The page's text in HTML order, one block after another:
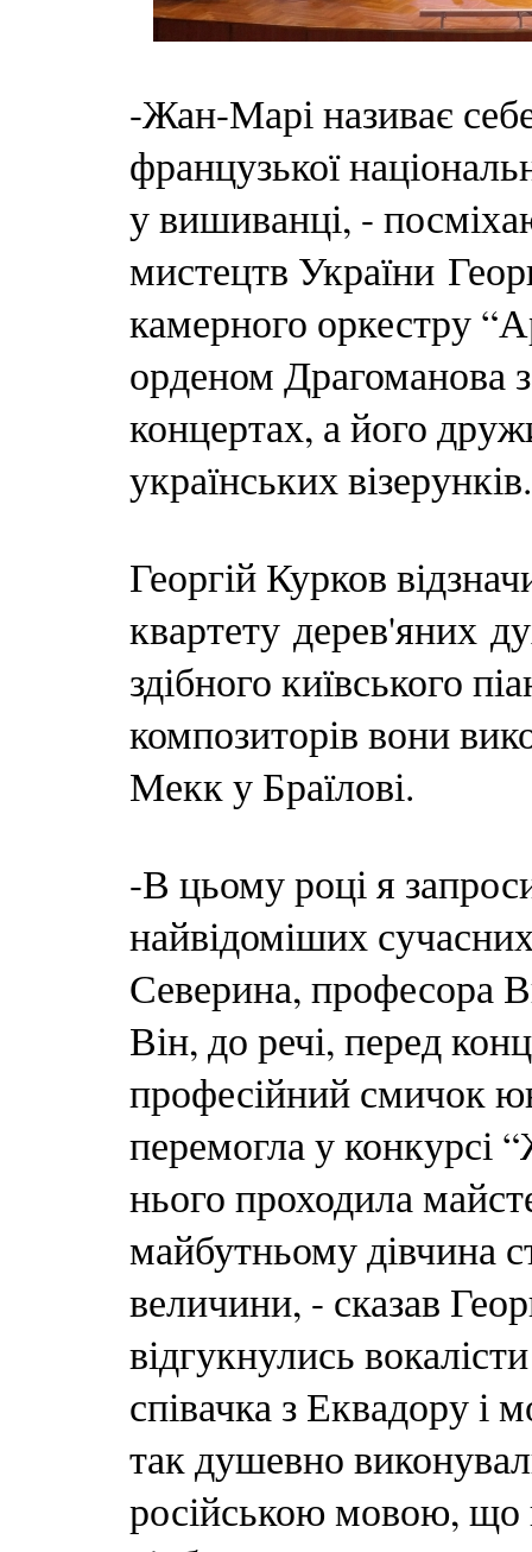
-Жан-Марі називає
французької
у вишиванці, -
мистецтв України
камерного оркестру
орденом Драгоманова
концертах, а його
українських візерунків.
Георгій Курков
квартету дерев'яних
здібного київського
композиторів вони
Мекк у Браїлові.
-В цьому році я
найвідоміших
Северина, професора
Він, до речі, перед
професійний смичок
перемогла у конкурсі
нього проходила
майбутньому дівчина
величини, - сказав
відгукнулись
співачка з Еквадору і
так душевно
російською мовою, що